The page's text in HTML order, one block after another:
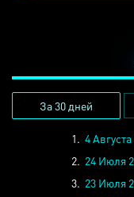
За 30 дней
1. 4
2. 24 Июля
3. 23 Июля